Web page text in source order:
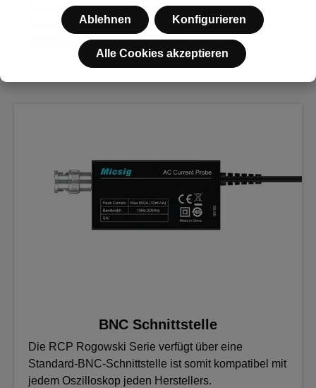
Beobachtung hochfrequenter harmonischer
Komponenten bei der Messung des Id-Stroms von
MOSFETs.
BNC Schnittstelle
Die RCP Rogowski Serie verfügt über eine
Standard-BNC-Schnittstelle ist somit kompatibel mit
jedem Oszilloskop jeden Herstellers.
Ablehnen Konfigurieren
Alle Cookies akzeptieren